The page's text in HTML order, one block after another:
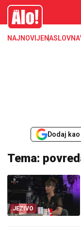
Alo
NAJNOVIJENASLOVNA
Dodaj
Tema:
JEZIVO